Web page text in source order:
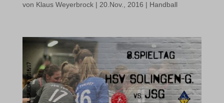
von Klaus Weyerbrock| 20.Nov., 2016 | Handball